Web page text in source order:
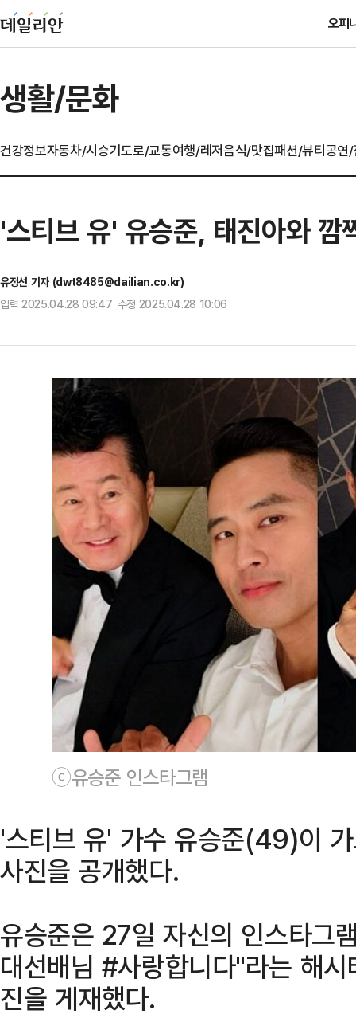
오피
생활/문화
건강정보자동차/시승기도로/교통여행/레저음식/맛집패션/뷰티공연
'스티브 유' 유승준, 태진아와
유정선 기자 (dwt8485@dailian.co.kr)
입력 2025.04.28 09:47 수정 2025.04.28 10:06
ⓒ유승준 인스타그램
'스티브 유' 가수 유승준(49)이
사진을 공개했다.
유승준은 27일 자신의 인스타그
대선배님 #사랑합니다"라는 해
진을 게재했다.